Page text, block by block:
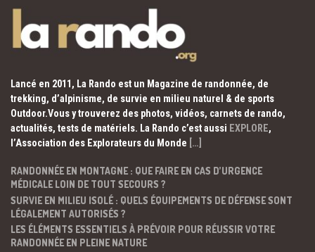
Lancé en 2011, La Rando est un Magazine de randonnée, de
trekking, d’alpinisme, de survie en milieu naturel & de sports
Outdoor.Vous y trouverez des photos, vidéos, carnets de rando,
actualités, tests de matériels. La Rando c’est aussi EXPLORE,
l’Association des Explorateurs du Monde […]
RANDONNÉE EN MONTAGNE : QUE FAIRE EN CAS D’URGENCE
MÉDICALE LOIN DE TOUT SECOURS ?
SURVIE EN MILIEU ISOLÉ : QUELS ÉQUIPEMENTS DE DÉFENSE SONT
LÉGALEMENT AUTORISÉS ?
LES ÉLÉMENTS ESSENTIELS À PRÉVOIR POUR RÉUSSIR VOTRE
RANDONNÉE EN PLEINE NATURE